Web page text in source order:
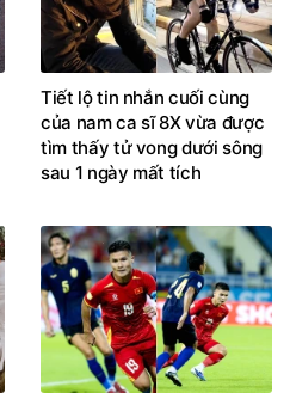
Tiết lộ tin nhắn cuối cùng
của nam ca sĩ 8X vừa được
tìm thấy tử vong dưới sông
sau 1 ngày mất tích